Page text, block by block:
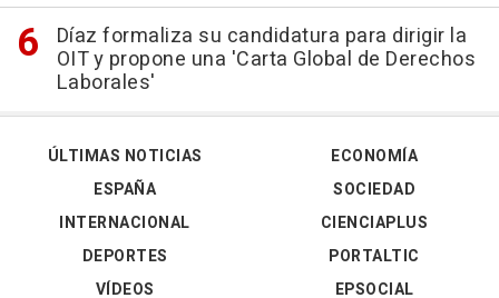
Díaz formaliza su candidatura para dirigir la
OIT y propone una 'Carta Global de Derechos
Laborales'
ÚLTIMAS NOTICIAS
ESPAÑA
INTERNACIONAL
DEPORTES
VÍDEOS
ECONOMÍA
SOCIEDAD
CIENCIAPLUS
PORTALTIC
EPSOCIAL